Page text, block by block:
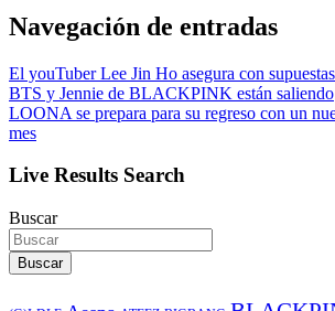
Navegación de entradas
El youTuber Lee Jin Ho asegura con
BTS y Jennie de BLACKPINK están saliendo
LOONA se prepara para su regreso con un
mes
Live Results Search
Buscar
Buscar